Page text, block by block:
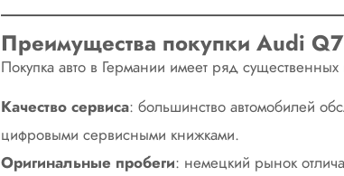
Преимущества покупки Audi
Покупка авто в Германии имеет ряд
Качество сервиса: большинство автомобилей
цифровыми сервисными книжками.
Оригинальные пробеги: немецкий рынок